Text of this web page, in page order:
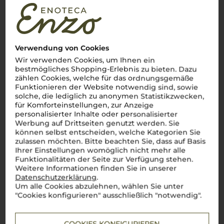
Verwendung von Cookies
Wir verwenden Cookies, um Ihnen ein
bestmögliches Shopping-Erlebnis zu bieten. Dazu
zählen Cookies, welche für das ordnungsgemäße
Funktionieren der Website notwendig sind, sowie
solche, die lediglich zu anonymen Statistikzwecken,
für Komforteinstellungen, zur Anzeige
personalisierter Inhalte oder personalisierter
Werbung auf Drittseiten genutzt werden. Sie
können selbst entscheiden, welche Kategorien Sie
zulassen möchten. Bitte beachten Sie, dass auf Basis
Ihrer Einstellungen womöglich nicht mehr alle
Funktionalitäten der Seite zur Verfügung stehen.
Weitere Informationen finden Sie in unserer
Datenschutzerklärung.
Um alle Cookies abzulehnen, wählen Sie unter
"Cookies konfigurieren" ausschließlich "notwendig".
Über die Rebsorte